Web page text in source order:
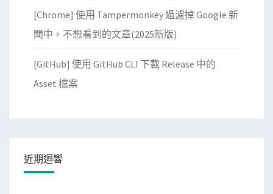
[Chrome] 使用 Tampermonkey 過濾掉 Google 新
聞中，不想看到的文章(2025新版)
[GitHub] 使用 GitHub CLI 下載 Release 中的
Asset 檔案
近期迴響